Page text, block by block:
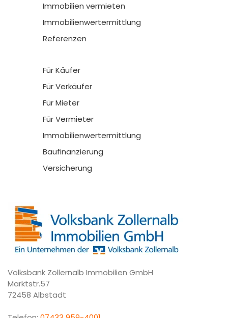
Immobilien vermieten
Immobilienwertermittlung
Referenzen
Für Käufer
Für Verkäufer
Für Mieter
Für Vermieter
Immobilienwertermittlung
Baufinanzierung
Versicherung
Volksbank Zollernalb Immobilien GmbH
Marktstr.57
72458 Albstadt